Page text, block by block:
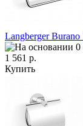
Langberger
1 561 р.
Купить